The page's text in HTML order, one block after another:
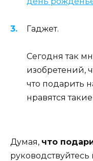
Гаджет.
Сегодня так
изобретений,
что подарить
нравятся
Думая, что